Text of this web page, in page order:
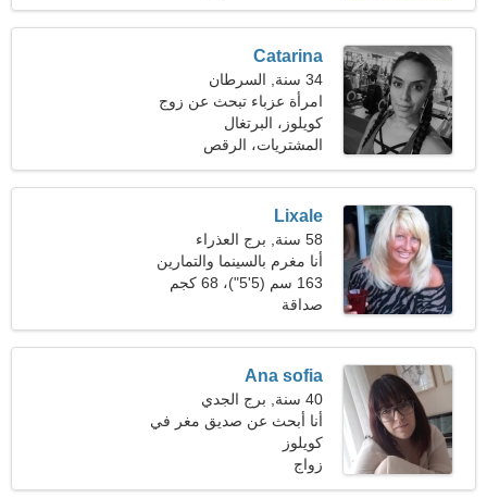
Catarina
34 سنة, السرطان
امرأة عزباء تبحث عن زوج
40-42
كويلوز، البرتغال
المشتريات، الرقص
Lixale
58 سنة, برج العذراء
أنا مغرم بالسينما والتمارين
الرياضية
163 سم (5'5")، 68 كجم
(149 رطلا)
صداقة
Ana sofia
40 سنة, برج الجدي
أنا أبحث عن صديق مغر في
رحلة مشتركة
كويلوز
زواج